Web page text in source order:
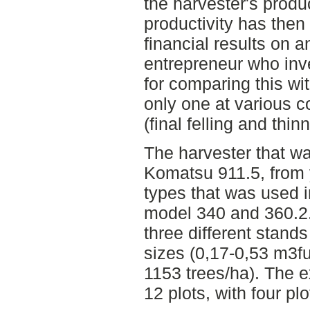
productivity has
financial results on
entrepreneur who
for comparing this
only one at various
(final felling and
The harvester that
Komatsu 911.5,
types that was used
model 340 and
three different
sizes (0,17-0,53
1153 trees/ha). The
12 plots, with four